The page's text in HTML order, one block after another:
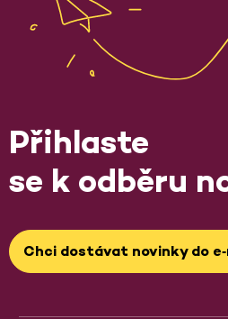
Přihlaste
se k odběru
Chci dostávat novinky do